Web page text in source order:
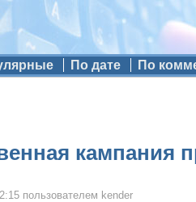
По дате По
кампания
пользователем kender